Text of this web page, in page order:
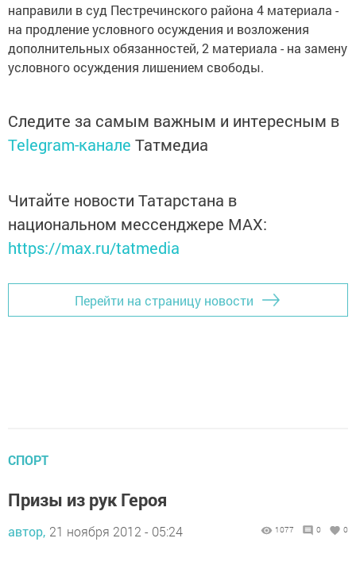
направили в суд Пестречинского района 4 материала -
на продление условного осуждения и возложения
дополнительных обязанностей, 2 материала - на замену
условного осуждения лишением свободы.
Следите за самым важным и интересным в
Telegram-канале Татмедиа
Читайте новости Татарстана в
национальном мессенджере MАХ:
https://max.ru/tatmedia
Перейти на страницу новости
СПОРТ
Призы из рук Героя
автор, 21 ноября 2012 - 05:24 1077 0 0